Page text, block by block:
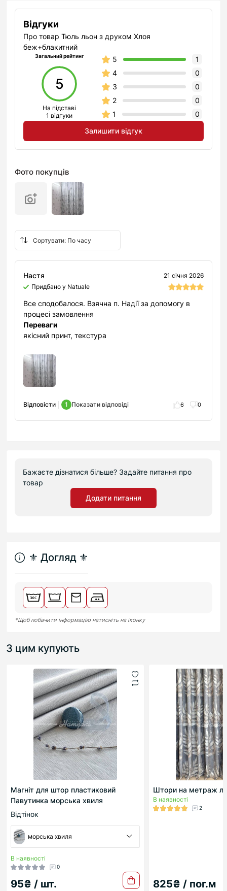
Відгуки
Про товар Тюль льон з друком Хлоя
беж+блакитний
Загальний рейтинг
5
На підставі
1 відгуки
5
1
4
0
3
0
2
0
1
0
Залишити відгук
Фото покупців
Настя
21 січня 2026
Придбано у Natuale
Все сподобалося. Взячна п. Надії за допомогу в
процесі замовлення
Переваги
якісний принт, текстура
Відповісти 1 Показати відповіді 6 0
Бажаєте дізнатися більше? Задайте питання про
товар
Додати питання
⚜︎ Догляд ⚜︎
*Щоб побачити інформацію натисніть на іконку
З цим купують
Магніт для штор пластиковий
Павутинка морська хвиля
Відтінок
морська хвиля
В наявності
0
95₴ / шт.
Штори на метраж
В наявності
2
825₴ / пог.м